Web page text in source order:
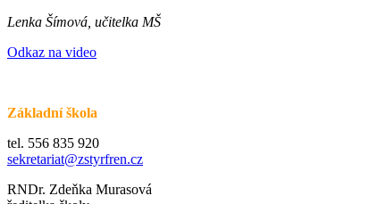
Lenka Šímová, učitelka MŠ
Odkaz na video
Základní škola
tel. 556 835 920
sekretariat@zstyrfren.cz
RNDr. Zdeňka Murasová